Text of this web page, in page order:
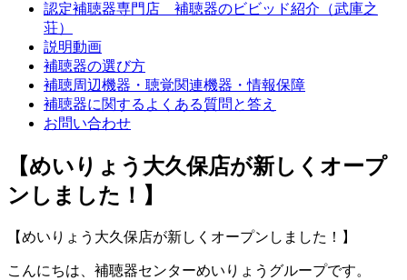
認定補聴器専門店 補聴器のビビッド紹介（武庫之
荘）
説明動画
補聴器の選び方
補聴周辺機器・聴覚関連機器・情報保障
補聴器に関するよくある質問と答え
お問い合わせ
【めいりょう大久保店が新しくオープ
ンしました！】
【めいりょう大久保店が新しくオープンしました！】
こんにちは、補聴器センターめいりょうグループです。